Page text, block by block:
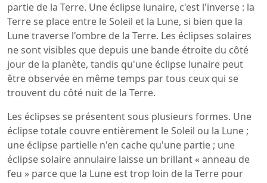
partie de la Terre. Une éclipse lunaire, c'est l'inverse : la
Terre se place entre le Soleil et la Lune, si bien que la
Lune traverse l'ombre de la Terre. Les éclipses solaires
ne sont visibles que depuis une bande étroite du côté
jour de la planète, tandis qu'une éclipse lunaire peut
être observée en même temps par tous ceux qui se
trouvent du côté nuit de la Terre.
Les éclipses se présentent sous plusieurs formes. Une
éclipse totale couvre entièrement le Soleil ou la Lune ;
une éclipse partielle n'en cache qu'une partie ; une
éclipse solaire annulaire laisse un brillant « anneau de
feu » parce que la Lune est trop loin de la Terre pour